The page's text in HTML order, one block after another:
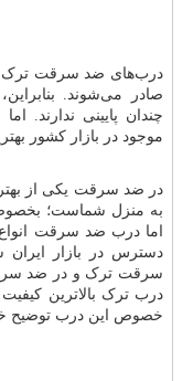
درب‌های ضد سرقت ترک
صادر می‌شوند.
چندان پایینی ندارند.
موجود در بازار کشور
در ضد سرقت یکی از
به منزل شماست؛
اما درب ضد سرقت
دسترس در بازار
سرقت ترک و در ضد
درب ترک بالاترین کیفیت
خصوص این درب توضیح